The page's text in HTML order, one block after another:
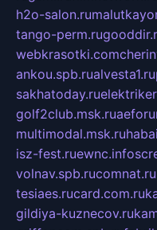
h2o-salon.ru
tango-perm.ru
webkrasotki.com
ankou.spb.rualvesta1.ru
sakhatoday.ru
golf2club.msk.ru
multimodal.msk.ru
isz-fest.ruewnc.info
volnav.spb.rucomnat.ru
tesiaes.rucard.com.ru
gildiya-kuznecov.ru